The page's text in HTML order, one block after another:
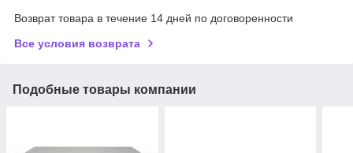
Возврат товара в течение 14 дней по договоренности
Все условия возврата
Подобные товары компании